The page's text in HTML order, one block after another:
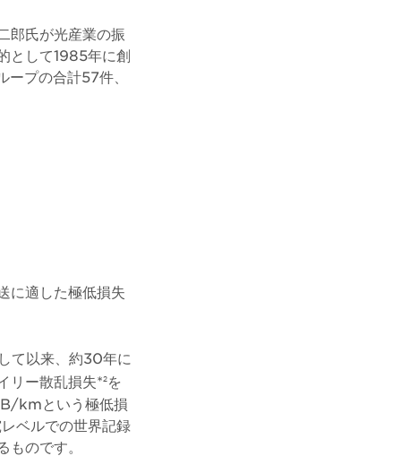
郎氏が光産業の振
として1985年に創
プの合計57件、
に適した極低損失
て以来、約30年に
リー散乱損失*2を
kmという極低損
ベルでの世界記録
のです。